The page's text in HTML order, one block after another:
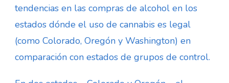
tendencias en las compras de alcohol en los
estados dónde el uso de cannabis es legal
(como Colorado, Oregón y Washington) en
comparación con estados de grupos de control.